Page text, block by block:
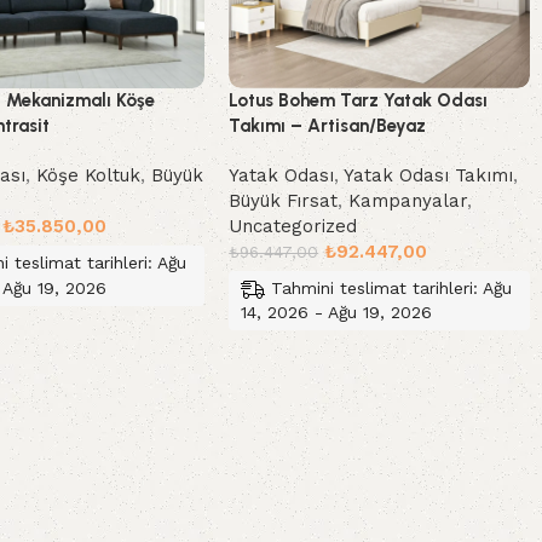
Köşe
,Köşe Koltuk, Büyük
₺35.850,00
teslimat tarihleri: Ağu
19, 2026
Lotus Bohem Tarz Yatak Odası
Takımı – Artisan/Beyaz
Yatak Odası,Yatak Odası Takımı,
Büyük Fırsat,Kampanyalar,
Uncategorized
₺96.447,00 ₺92.447,00
Tahmini teslimat tarihleri: Ağu
14, 2026 - Ağu 19, 2026
Sepete Ekle